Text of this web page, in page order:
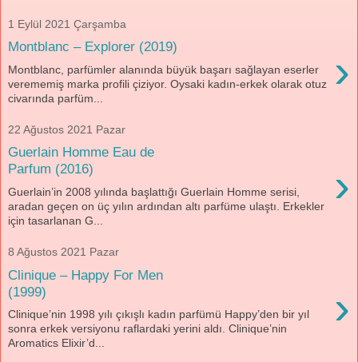
1 Eylül 2021 Çarşamba
Montblanc – Explorer (2019) ›
Montblanc, parfümler alanında büyük başarı sağlayan eserler
verememiş marka profili çiziyor. Oysaki kadın-erkek olarak otuz
civarında parfüm...
22 Ağustos 2021 Pazar
Guerlain Homme Eau de
Parfum (2016)
›
Guerlain’in 2008 yılında başlattığı Guerlain Homme serisi,
aradan geçen on üç yılın ardından altı parfüme ulaştı. Erkekler
için tasarlanan G...
8 Ağustos 2021 Pazar
Clinique – Happy For Men
(1999)
›
Clinique’nin 1998 yılı çıkışlı kadın parfümü Happy’den bir yıl
sonra erkek versiyonu raflardaki yerini aldı. Clinique’nin
Aromatics Elixir’d...